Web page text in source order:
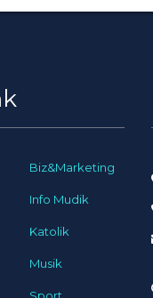
Biz&Marketing
Info Mudik
Katolik
Musik